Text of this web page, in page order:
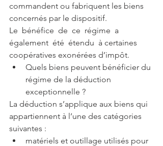
commandent ou fabriquent les biens
concernés par le dispositif.
Le  bénéfice  de  ce  régime  a
également  été  étendu  à certaines
coopératives exonérées d’impôt.
Quels biens peuvent bénéficier du
régime de la déduction
exceptionnelle ?
La déduction s’applique aux biens qui
appartiennent à l’une des catégories
suivantes :
matériels et outillage utilisés pour